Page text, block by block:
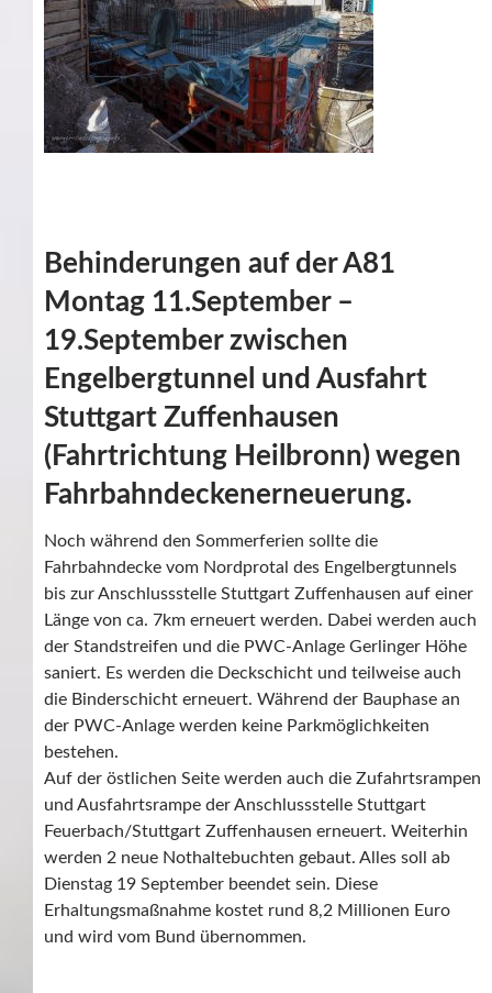
Behinderungen auf der A81
Montag 11.September –
19.September zwischen
Engelbergtunnel und Ausfahrt
Stuttgart Zuffenhausen
(Fahrtrichtung Heilbronn) wegen
Fahrbahndeckenerneuerung.
Noch während den Sommerferien sollte die
Fahrbahndecke vom Nordprotal des Engelbergtunnels
bis zur Anschlussstelle Stuttgart Zuffenhausen auf einer
Länge von ca. 7km erneuert werden. Dabei werden auch
der Standstreifen und die PWC-Anlage Gerlinger Höhe
saniert. Es werden die Deckschicht und teilweise auch
die Binderschicht erneuert. Während der Bauphase an
der PWC-Anlage werden keine Parkmöglichkeiten
bestehen.
Auf der östlichen Seite werden auch die Zufahrtsrampen
und Ausfahrtsrampe der Anschlussstelle Stuttgart
Feuerbach/Stuttgart Zuffenhausen erneuert. Weiterhin
werden 2 neue Nothaltebuchten gebaut. Alles soll ab
Dienstag 19 September beendet sein. Diese
Erhaltungsmaßnahme kostet rund 8,2 Millionen Euro
und wird vom Bund übernommen.